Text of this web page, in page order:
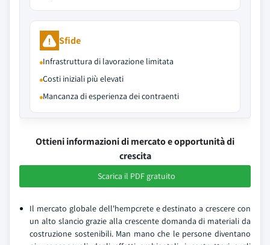
Sfide
Infrastruttura di lavorazione limitata
Costi iniziali più elevati
Mancanza di esperienza dei contraenti
Ottieni informazioni di mercato e opportunità di
crescita
Scarica il PDF gratuito
Il mercato globale dell'hempcrete e destinato a crescere con
un alto slancio grazie alla crescente domanda di materiali da
costruzione sostenibili. Man mano che le persone diventano